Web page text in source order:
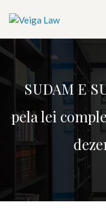
SUDAM E
pela lei